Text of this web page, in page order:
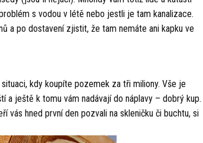
s vodou v létě nebo jestli je tam kanalizace.
a po dostavení zjistit, že tam nemáte ani kapku ve
kdy koupíte pozemek za tři miliony. Vše je
a ještě k tomu vám nadávají do náplavy – dobrý kup.
vás hned první den pozvali na skleničku či buchtu, si